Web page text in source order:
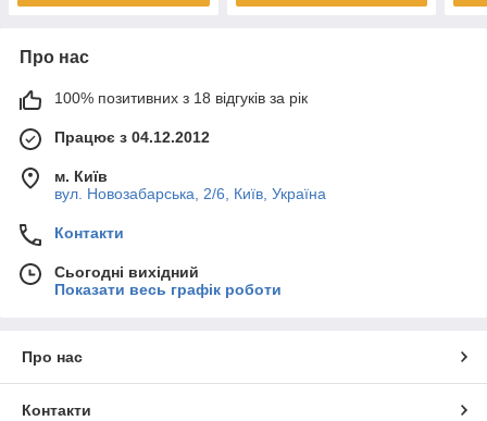
Про нас
100% позитивних з 18 відгуків за рік
Працює з 04.12.2012
м. Київ
вул. Новозабарська, 2/6, Київ, Україна
Контакти
Сьогодні вихідний
Показати весь графік роботи
Про нас
Контакти